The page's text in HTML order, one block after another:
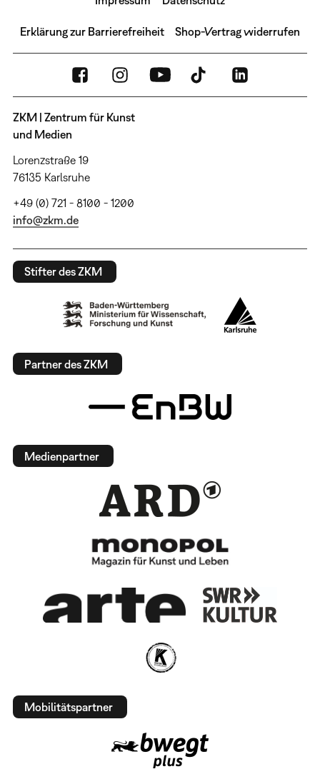
Erklärung zur Barrierefreiheit Shop-Vertrag widerrufen
ZKM | Zentrum für Kunst
und Medien
Lorenzstraße 19
76135 Karlsruhe
+49 (0) 721 - 8100 - 1200
info@zkm.de
Stifter des ZKM
Partner des ZKM
Medienpartner
Mobilitätspartner